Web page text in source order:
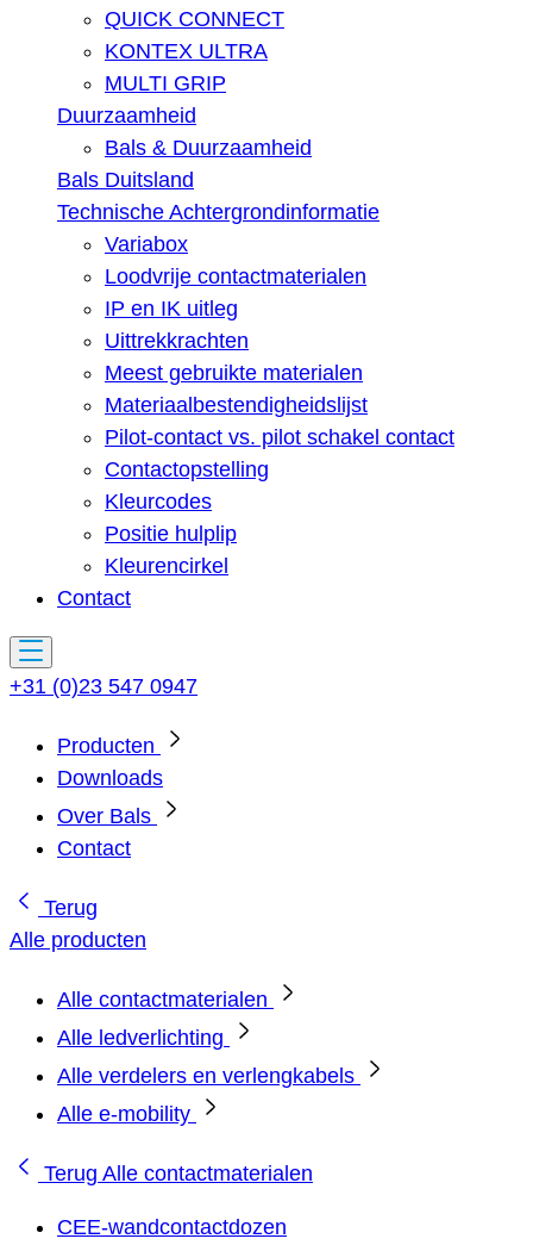
QUICK CONNECT
KONTEX ULTRA
MULTI GRIP
Duurzaamheid
Bals & Duurzaamheid
Bals Duitsland
Technische Achtergrondinformatie
Variabox
Loodvrije contactmaterialen
IP en IK uitleg
Uittrekkrachten
Meest gebruikte materialen
Materiaalbestendigheidslijst
Pilot-contact vs. pilot schakel contact
Contactopstelling
Kleurcodes
Positie hulplip
Kleurencirkel
Contact
+31 (0)23 547 0947
Producten
Downloads
Over Bals
Contact
Terug
Alle producten
Alle contactmaterialen
Alle ledverlichting
Alle verdelers en verlengkabels
Alle e-mobility
Terug Alle contactmaterialen
CEE-wandcontactdozen